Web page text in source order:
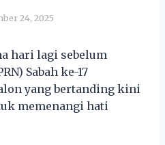
24, 2025
hari lagi sebelum
Sabah ke-17
yang bertanding kini
memenangi hati